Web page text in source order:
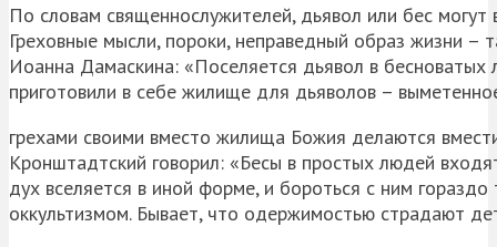
По словам священнослужителей, дьявол или бес могут
Греховные мысли, пороки, неправедный образ жизни
Иоанна Дамаскина: «Поселяется дьявол в
приготовили в себе жилище для дьяволов –
грехами своими вместо жилища Божия делаются
Кронштадтский говорил: «Бесы в простых людей
дух вселяется в иной форме, и бороться с ним гораздо
оккультизмом. Бывает, что одержимостью страдают